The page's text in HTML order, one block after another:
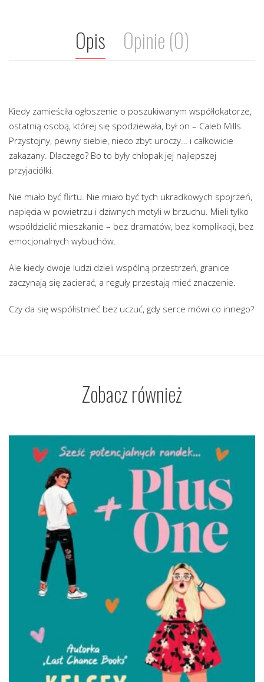
Opis Opinie (0)
Kiedy zamieściła ogłoszenie o poszukiwanym współlokatorze,
ostatnią osobą, której się spodziewała, był on – Caleb Mills.
Przystojny, pewny siebie, nieco zbyt uroczy… i całkowicie
zakazany. Dlaczego? Bo to były chłopak jej najlepszej
przyjaciółki.
Nie miało być flirtu. Nie miało być tych ukradkowych spojrzeń,
napięcia w powietrzu i dziwnych motyli w brzuchu. Mieli tylko
współdzielić mieszkanie – bez dramatów, bez komplikacji, bez
emocjonalnych wybuchów.
Ale kiedy dwoje ludzi dzieli wspólną przestrzeń, granice
zaczynają się zacierać, a reguły przestają mieć znaczenie.
Czy da się współistnieć bez uczuć, gdy serce mówi co innego?
Zobacz również